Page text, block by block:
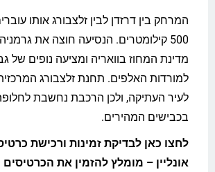
500 קילומטרים. הנסיעה חוצה את
מדינת המחוז בוואריה ומציעה נופים של
למורדות האלפים. תחנת זלצבורג
לעיר העתיקה, ולכן הרכבת נחשבת לחלופה
בכבישים המהירים.
לחצו כאן לבדיקת זמינות ורכישת
אונליין – מומלץ להזמין את